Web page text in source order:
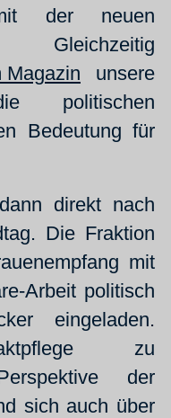
der neuen
Gleichzeitig
Magazin unsere
politischen
Bedeutung für
direkt nach
Die Fraktion
mit
Arbeit politisch
eingeladen.
zu
der
sich auch über